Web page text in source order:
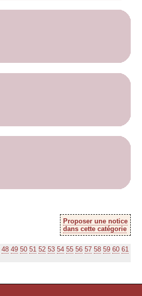
Proposer une notice
dans cette catégorie
48 49 50 51 52 53 54 55 56 57 58 59 60 61